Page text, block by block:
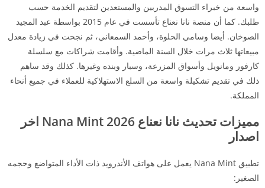
واسعة من خبراء التسوق المدربين والمستعدين لتقديم الخدمة حسب
طلبك. كما أن منصة نانا نعناع تأسست في عام 2015 بواسطة عبد المجيد
الصوخان. أيضا وسامي الحلوة، وأحمد السمعاني، ثم نجحت في زيادة معدل
مبيعاتها ثلاث مرات خلال السنة الماضية. وأقامت شراكات مع سلسلة
كارفور ومانويل وأسواق المزرعة، وسبار وبنده وغيرها. كذلك وقد ساهم
ذلك في تقديم تشكيلة واسعة من السلع الاستهلاكية للعملاء في جميع أنحاء
المملكة.
مميزات تحديث نانا نعناع 2026 Nana Mint اخر
اصدار
تطبيق Nana Mint يعمل على هواتف الأندرويد ذات الأداء المتواضع وحجمه
الصغير: